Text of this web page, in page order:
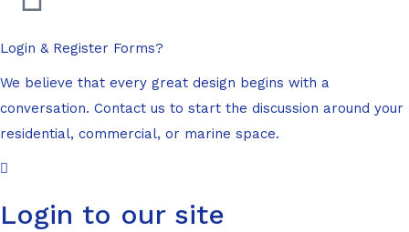
Login & Register Forms?
We believe that every great design begins with a
conversation. Contact us to start the discussion around your
residential, commercial, or marine space.
Login to our site